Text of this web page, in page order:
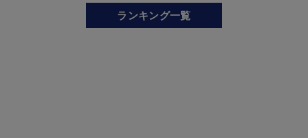
ランキング一覧